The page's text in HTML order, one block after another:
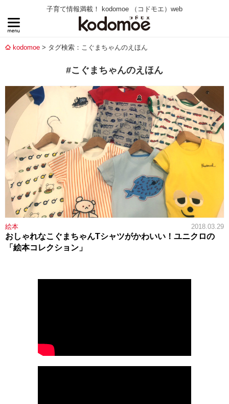
子育て情報満載！ kodomoe （コドモエ）web
kodomoe タグ検索：こぐまちゃんのえほん
#こぐまちゃんのえほん
絵本 2018.03.29
おしゃれなこぐまちゃんTシャツがかわいい！ユニクロの
「絵本コレクション」